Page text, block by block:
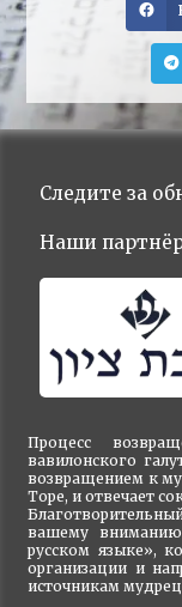
Процесс
вавилонского
возвращением к
Торе, и отвечает
вашему
русском языке»,
организации и
источникам
Следите за
Наши